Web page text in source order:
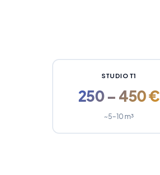
STUDIO T1
250 – 450 €
~5–10 m³